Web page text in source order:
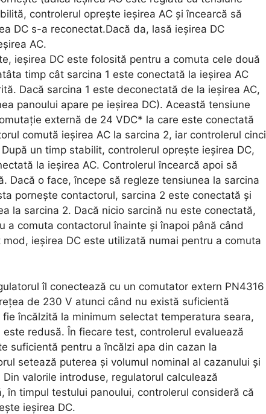
controlerul oprește ieșirea AC și încearcă să
DC s-a reconectat.Dacă da, lasă ieșirea DC
AC.
ieșirea DC este folosită pentru a comuta cele două
timp cât sarcina 1 este conectată la ieșirea AC
Dacă sarcina 1 este deconectată de la ieșirea AC,
panoului apare pe ieșirea DC). Această tensiune
externă de 24 VDC* la care este conectată
comută ieșirea AC la sarcina 2, iar controlerul cinci
un timp stabilit, controlerul oprește ieșirea DC,
la ieșirea AC. Controlerul încearcă apoi să
Dacă o face, începe să regleze tensiunea la sarcina
pornește contactorul, sarcina 2 este conectată și
la sarcina 2. Dacă nicio sarcină nu este conectată,
a comuta contactorul înainte și înapoi până când
ieșirea DC este utilizată numai pentru a comuta
îl conectează cu un comutator extern PN4316
de 230 V atunci când nu există suficientă
încălzită la minimum selectat temperatura seara,
redusă. În fiecare test, controlerul evaluează
suficientă pentru a încălzi apa din cazan la
setează puterea și volumul nominal al cazanului și
valorile introduse, regulatorul calculează
în timpul testului panoului, controlerul consideră că
ieșirea DC.